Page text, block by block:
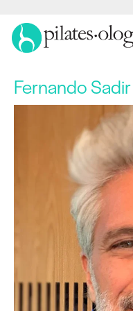
Fernando Sadir